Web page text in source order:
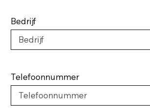
Bedrijf
Telefoonnummer